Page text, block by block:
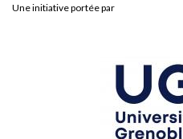
Une initiative portée par